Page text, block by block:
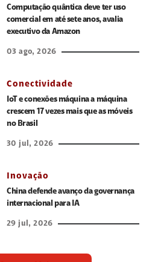
Computação quântica deve ter uso
comercial em até sete anos, avalia
executivo da Amazon
03 ago, 2026
Conectividade
IoT e conexões máquina a máquina
crescem 17 vezes mais que as móveis
no Brasil
30 jul, 2026
Inovação
China defende avanço da governança
internacional para IA
29 jul, 2026